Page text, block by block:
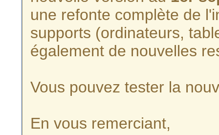
une refonte complète de
supports (ordinateurs,
également de nouvelles
Vous pouvez tester la
En vous remerciant,